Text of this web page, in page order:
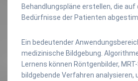
Behandlungspläne erstellen, die auf
Bedürfnisse der Patienten
Ein bedeutender
medizinische Bildgebung.
Lernens können Röntgenbilder,
bildgebende Verfahren analysieren,